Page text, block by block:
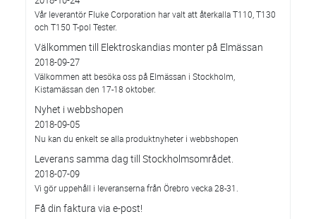
Vår leverantör Fluke Corporation har valt att återkalla T110, T130
och T150 T-pol Tester.
Välkommen till Elektroskandias monter på Elmässan
2018-09-27
Välkommen att besöka oss på Elmässan i Stockholm,
Kistamässan den 17-18 oktober.
Nyhet i webbshopen
2018-09-05
Nu kan du enkelt se alla produktnyheter i webbshopen
Leverans samma dag till Stockholmsområdet.
2018-07-09
Vi gör uppehåll i leveranserna från Örebro vecka 28-31.
Få din faktura via e-post!